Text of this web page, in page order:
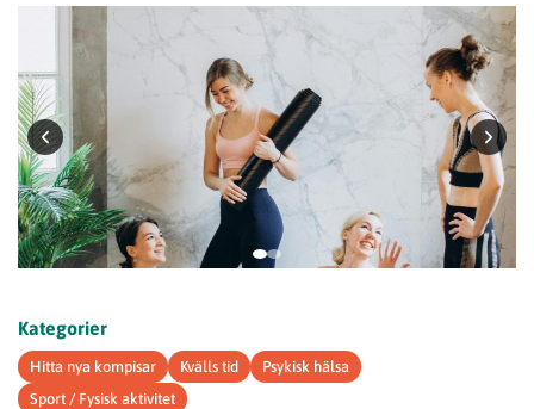
Kategorier
Hitta nya kompisar Kvälls tid
Psykisk hälsa
Sport / Fysisk aktivitet